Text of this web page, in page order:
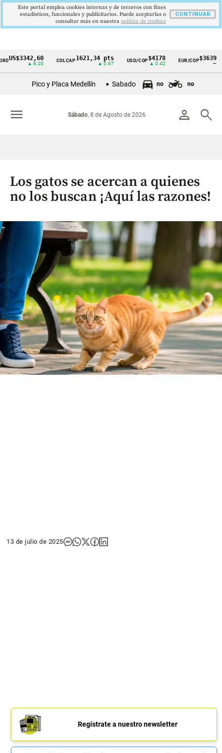
Cintillo
Colombia
US$3342,60
▲ 8.20
COLCAP1621,34 pts
▲ 0.67
USD/COP$4178
▲ 0.42
EUR/COP$3639
Pico y Placa Medellín Sabado no no
person search
Sábado, 8 de Agosto de 2026
menu
Los gatos se acercan a quienes
no los buscan ¡Aquí las razones!
13 de julio de 2025
Regístrate a nuestro newsletter
Este portal emplea cookies internas y de terceros con fines
estadísticos, funcionales y publicitarios. Puede aceptarlas o
consultar más en nuestra politica de cookies
CONTINUAR